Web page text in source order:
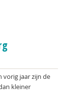
vorig jaar zijn de
kleiner